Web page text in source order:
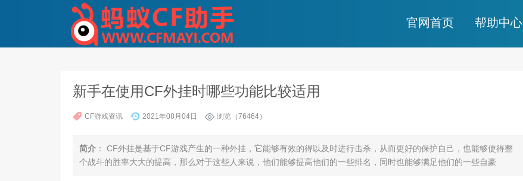
官网首页 帮助中心
新手在使用CF外挂时哪些功能比较适用
CF游戏资讯 2021年08月04日 浏览（76464）
简介 ： CF外挂是基于CF游戏产生的一种外挂，它能够有效的得以及时进行击杀，从而更好的保护自己，也能够使得整
个战斗的胜率大大的提高，那么对于这些人来说，他们能够提高他们的一些排名，同时也能够满足他们的一些自豪